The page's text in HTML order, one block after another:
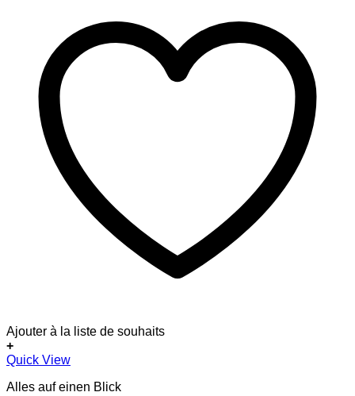
Ajouter à la liste de souhaits
+
Quick View
Alles auf einen Blick